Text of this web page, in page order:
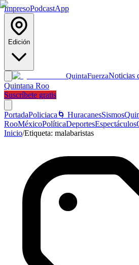
ImpresoPodcastApp
Edición
QuintaFuerzaNoticias
Quintana Roo
Suscríbete gratis
PortadaPoliciaca 🌀 HuracanesSismos
RooMéxicoPolíticaDeportesEspectáculos
Inicio/Etiqueta: malabaristas